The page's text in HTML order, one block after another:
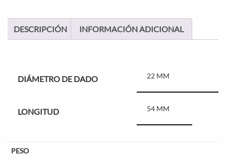
DESCRIPCIÓN INFORMACIÓN ADICIONAL
DIÁMETRO DE DADO 22 MM
LONGITUD 54 MM
PESO